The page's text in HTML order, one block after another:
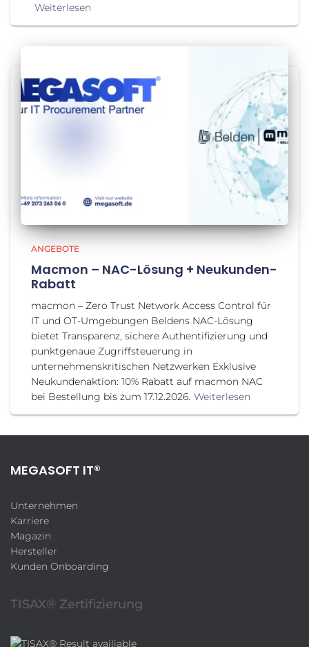
Weiterlesen
ANGEBOTE
Macmon – NAC-Lösung + Neukunden-
Rabatt
macmon – Zero Trust Network Access Control für
IT und OT-Umgebungen Beldens NAC-Lösung
bietet Transparenz, sichere Authentifizierung und
punktgenaue Zugriffsteuerung in
unternehmenskritischen Netzwerken Exklusive
Neukundenaktion: 10% Rabatt auf macmon NAC
bei Bestellung bis zum 17.12.2026. Weiterlesen
MEGASOFT IT®
Unternehmen
Karriere
Magazin
Hersteller
Kunden Onboarding
TISAX® Zertifizierung